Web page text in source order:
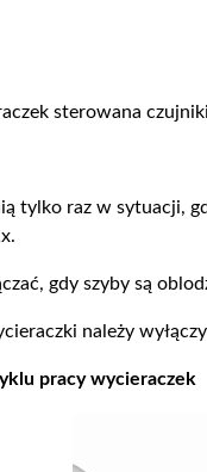
sterowana
tylko raz w sytuacji,
gdy szyby są
należy
pracy wycieraczek